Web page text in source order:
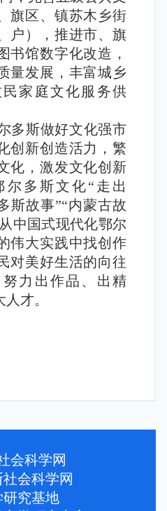
旗区、镇苏木乡街
户），推进市、旗
书馆数字化改造，
量发展，丰富城乡
家庭文化服务供
多斯做好文化强市
创新创造活力，繁
化，激发文化创新
多斯文化“走出
斯故事”“内蒙古故
中国式现代化鄂尔
伟大实践中找创作
对美好生活的向往
力出作品、出精
才。
会科学网
会科学网
研究基地